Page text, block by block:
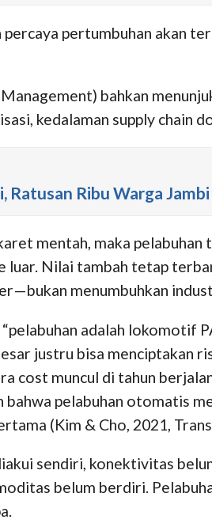
pertumbuhan akan
bahkan
kedalaman supply
Ribu Warga
mentah, maka
Nilai tambah tetap
menumbuhkan
adalah lokomotif
justru bisa
cost muncul di tahun
pelabuhan otomatis
(Kim & Cho, 2021,
sendiri, konektivitas
belum berdiri.